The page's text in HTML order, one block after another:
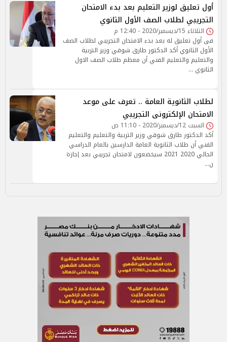
أول تعليق لوزير التعليم بعد بدء الامتحان
التجريبي لطلاب الصف الأول الثانوي
الثلاثاء 15/ديسمبر/2020 - 12:40 م
فى أول تعليق له بعد بدء الامتحان التجريبي لطلاب الصف
الأول الثانوي أكد الدكتور طارق شوقي وزير التربية
والتعليم والتعليم الفني أن معظم طلاب الصف الاول
الثانوي …
لطلاب الثانوية العامة .. تعرف على موعد
الامتحان الإلكترونى التجريبي
السبت 12/ديسمبر/2020 - 11:10 ص
أكد الدكتور طارق شوقي وزير التربية والتعليم والتعليم
الفني أن طلاب الثانوية العامة الدارسين بالعام الدراسي
الحالي 2020 2021 سيخضعون لامتحان تجريبي بعد إجازة
ن…